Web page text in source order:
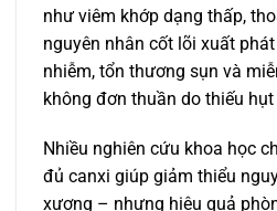
như viêm khớp dạng thấp,
nguyên nhân cốt lõi xuất
nhiễm, tổn thương sụn và
không đơn thuần do thiếu hụt
Nhiều nghiên cứu khoa học
đủ canxi giúp giảm thiểu
xương – nhưng hiệu quả